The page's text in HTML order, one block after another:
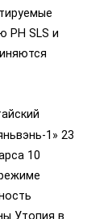
РН SLS и
1» 23
10
Утопия в